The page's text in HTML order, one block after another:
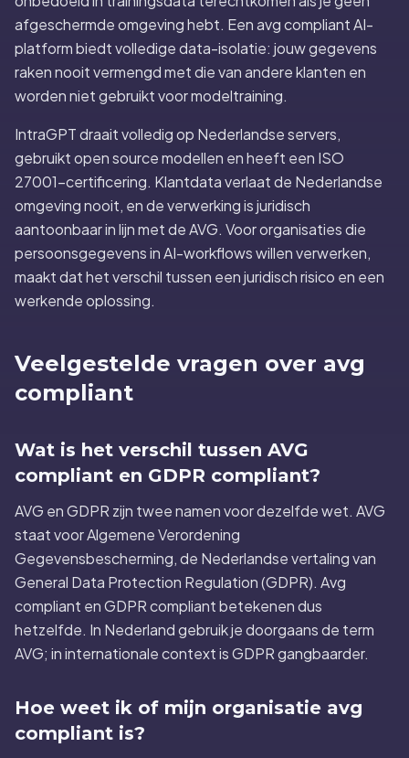
afgeschermde omgeving hebt. Een avg compliant AI-
platform biedt volledige data-isolatie: jouw gegevens
raken nooit vermengd met die van andere klanten en
worden niet gebruikt voor modeltraining.
IntraGPT draait volledig op Nederlandse servers,
gebruikt open source modellen en heeft een ISO
27001-certificering. Klantdata verlaat de Nederlandse
omgeving nooit, en de verwerking is juridisch
aantoonbaar in lijn met de AVG. Voor organisaties die
persoonsgegevens in AI-workflows willen verwerken,
maakt dat het verschil tussen een juridisch risico en een
werkende oplossing.
Veelgestelde vragen over avg
compliant
Wat is het verschil tussen AVG
compliant en GDPR compliant?
AVG en GDPR zijn twee namen voor dezelfde wet. AVG
staat voor Algemene Verordening
Gegevensbescherming, de Nederlandse vertaling van
General Data Protection Regulation (GDPR). Avg
compliant en GDPR compliant betekenen dus
hetzelfde. In Nederland gebruik je doorgaans de term
AVG; in internationale context is GDPR gangbaarder.
Hoe weet ik of mijn organisatie avg
compliant is?